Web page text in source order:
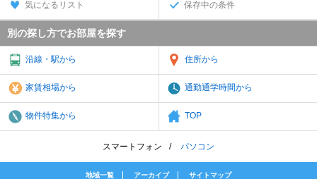
気になるリスト 保存中の条件
別の探し方でお部屋を探す
沿線・駅から 住所から
家賃相場から 通勤通学時間から
物件特集から TOP
スマートフォン パソコン
地域一覧 アーカイブ サイトマップ